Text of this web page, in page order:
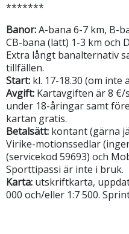
*******
Banor:A-bana 6-7 km, B-
CB-bana (lätt) 1-3 km och
Extra långt banalternativ
tillfällen.
Start: kl. 17-18.30 (om inte
Avgift: Kartavgiften är 8 €/
under 18-åringar samt
kartan gratis.
Betalsätt: kontant (gärna
Virike-motionssedlar
(servicekod 59693) och
Sporttipassi är inte i bruk.
Karta: utskriftkarta,
000 och/eller 1:7 500.